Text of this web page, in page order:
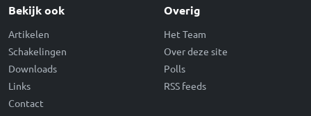
Bekijk ook
Artikelen
Schakelingen
Downloads
Links
Contact
Overig
Het Team
Over deze site
Polls
RSS feeds